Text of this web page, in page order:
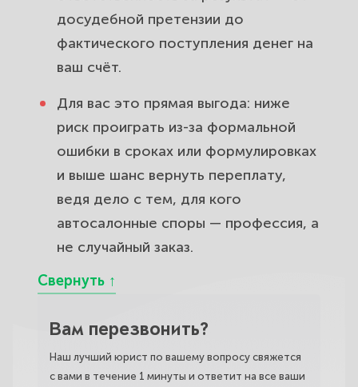
досудебной претензии до
фактического поступления денег на
ваш счёт.
Для вас это прямая выгода: ниже
риск проиграть из-за формальной
ошибки в сроках или формулировках
и выше шанс вернуть переплату,
ведя дело с тем, для кого
автосалонные споры — профессия, а
не случайный заказ.
Вам перезвонить?
Наш лучший юрист по вашему вопросу свяжется
с вами в течение 1 минуты и ответит на все ваши